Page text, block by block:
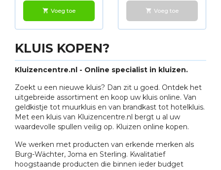
shopping_cart Voeg toe shopping_cart Voeg toe
KLUIS KOPEN?
Kluizencentre.nl - Online specialist in kluizen.
Zoekt u een nieuwe kluis? Dan zit u goed. Ontdek het
uitgebreide assortiment en koop uw kluis online. Van
geldkistje tot muurkluis en van brandkast tot hotelkluis.
Met een kluis van Kluizencentre.nl bergt u al uw
waardevolle spullen veilig op. Kluizen online kopen.
We werken met producten van erkende merken als
Burg-Wächter, Joma en Sterling. Kwalitatief
hoogstaande producten die binnen ieder budget